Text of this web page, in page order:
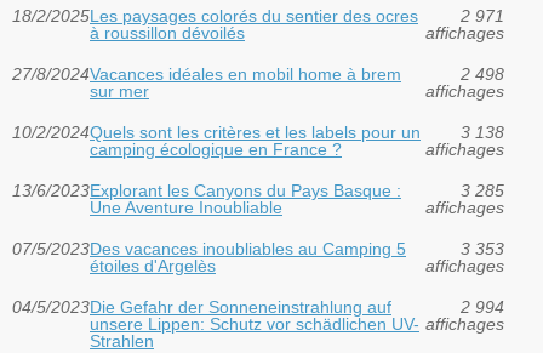
18/2/2025Les paysages colorés du sentier des ocres
à roussillon dévoilés
2 971
affichages
27/8/2024Vacances idéales en mobil home à brem
sur mer
2 498
affichages
10/2/2024Quels sont les critères et les labels pour un
camping écologique en France ?
3 138
affichages
13/6/2023Explorant les Canyons du Pays Basque :
Une Aventure Inoubliable
3 285
affichages
07/5/2023Des vacances inoubliables au Camping 5
étoiles d'Argelès
3 353
affichages
04/5/2023Die Gefahr der Sonneneinstrahlung auf
unsere Lippen: Schutz vor schädlichen UV-
Strahlen
2 994
affichages